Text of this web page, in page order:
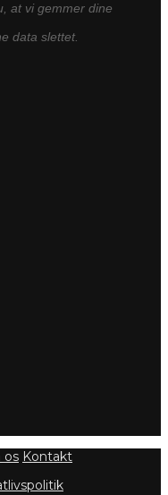
at vi gemmer dine
data slettet.
os Kontakt